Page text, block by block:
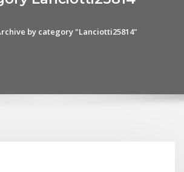
by category "Lanciotti25814"